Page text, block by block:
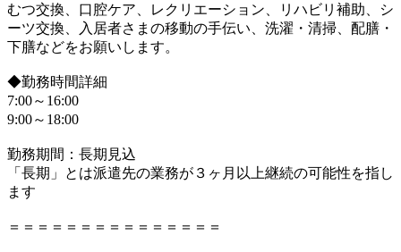
むつ交換、口腔ケア、レクリエーション、リハビリ補助、シ
ーツ交換、入居者さまの移動の手伝い、洗濯・清掃、配膳・
下膳などをお願いします。
◆勤務時間詳細
7:00～16:00
9:00～18:00
勤務期間：長期見込
「長期」とは派遣先の業務が３ヶ月以上継続の可能性を指し
ます
＝＝＝＝＝＝＝＝＝＝＝＝＝＝＝